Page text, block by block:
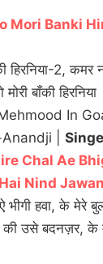
Mori Banki
हिरनिया-2,
बाँकी हिरनिया
In
|
Chal Ae
Nind Jawan
हवा, के मेरे
की उसे बदनज़र, के